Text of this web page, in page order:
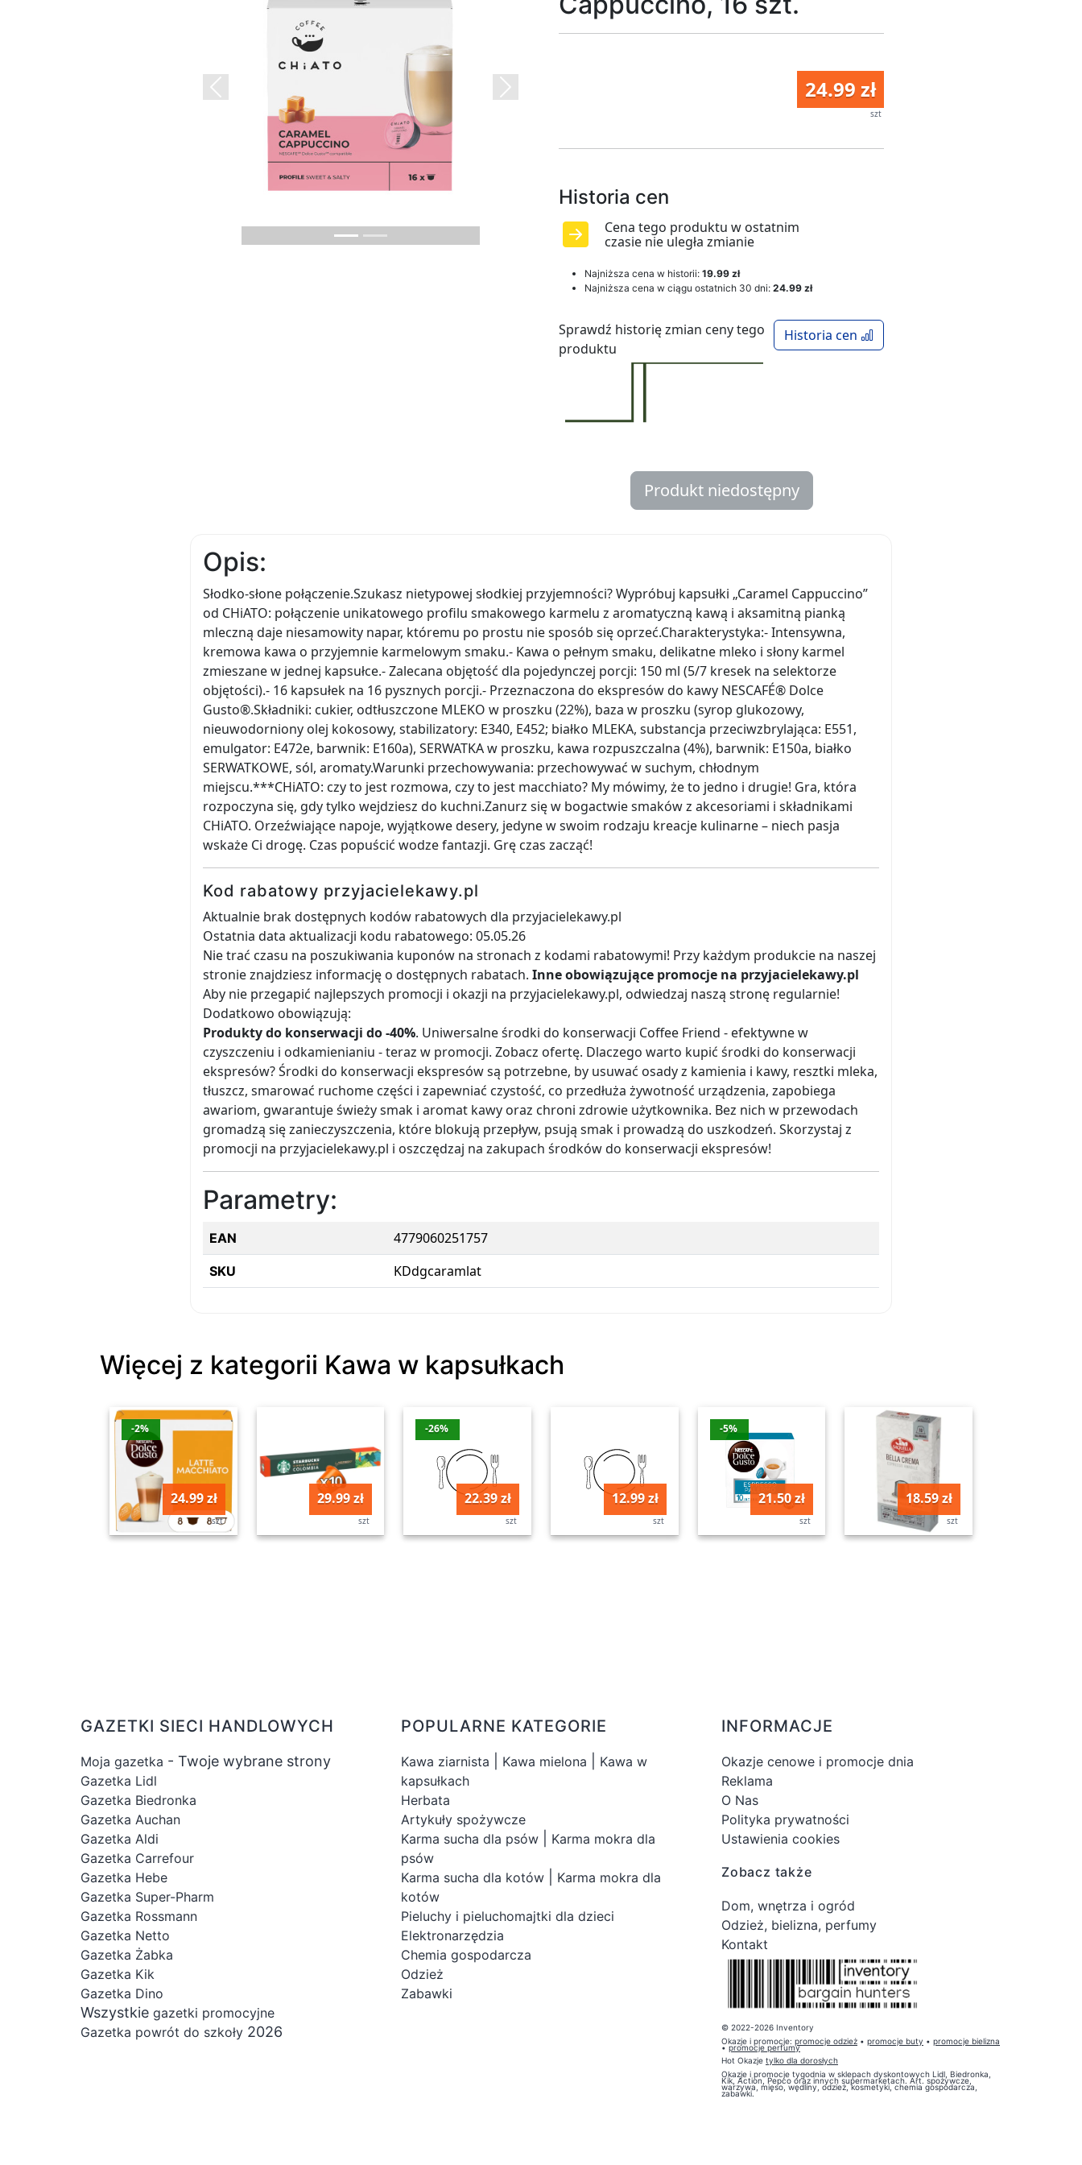
Previous Next 24.99 zł
szt
Historia cen
Cena tego produktu w ostatnim
czasie nie uległa zmianie
Najniższa cena w historii: 19.99 zł
Najniższa cena w ciągu ostatnich 30 dni: 24.99 zł
Historia cen
Sprawdź historię zmian ceny tego
produktu
Produkt niedostępny
Opis:
Słodko-słone połączenie.Szukasz nietypowej słodkiej przyjemności? Wypróbuj kapsułki „Caramel Cappuccino”
od CHiATO: połączenie unikatowego profilu smakowego karmelu z aromatyczną kawą i aksamitną pianką
mleczną daje niesamowity napar, któremu po prostu nie sposób się oprzeć.Charakterystyka:- Intensywna,
kremowa kawa o przyjemnie karmelowym smaku.- Kawa o pełnym smaku, delikatne mleko i słony karmel
zmieszane w jednej kapsułce.- Zalecana objętość dla pojedynczej porcji: 150 ml (5/7 kresek na selektorze
objętości).- 16 kapsułek na 16 pysznych porcji.- Przeznaczona do ekspresów do kawy NESCAFÉ® Dolce
Gusto®.Składniki: cukier, odtłuszczone MLEKO w proszku (22%), baza w proszku (syrop glukozowy,
nieuwodorniony olej kokosowy, stabilizatory: E340, E452; białko MLEKA, substancja przeciwzbrylająca: E551,
emulgator: E472e, barwnik: E160a), SERWATKA w proszku, kawa rozpuszczalna (4%), barwnik: E150a, białko
SERWATKOWE, sól, aromaty.Warunki przechowywania: przechowywać w suchym, chłodnym
miejscu.***CHiATO: czy to jest rozmowa, czy to jest macchiato? My mówimy, że to jedno i drugie! Gra, która
rozpoczyna się, gdy tylko wejdziesz do kuchni.Zanurz się w bogactwie smaków z akcesoriami i składnikami
CHiATO. Orzeźwiające napoje, wyjątkowe desery, jedyne w swoim rodzaju kreacje kulinarne – niech pasja
wskaże Ci drogę. Czas popuścić wodze fantazji. Grę czas zacząć!
Kod rabatowy przyjacielekawy.pl
Aktualnie brak dostępnych kodów rabatowych dla przyjacielekawy.pl
Ostatnia data aktualizacji kodu rabatowego: 05.05.26
Nie trać czasu na poszukiwania kuponów na stronach z kodami rabatowymi! Przy każdym produkcie na naszej
stronie znajdziesz informację o dostępnych rabatach. Inne obowiązujące promocje na przyjacielekawy.pl
Aby nie przegapić najlepszych promocji i okazji na przyjacielekawy.pl, odwiedzaj naszą stronę regularnie!
Dodatkowo obowiązują:
Produkty do konserwacji do -40%. Uniwersalne środki do konserwacji Coffee Friend - efektywne w
czyszczeniu i odkamienianiu - teraz w promocji. Zobacz ofertę. Dlaczego warto kupić środki do konserwacji
ekspresów? Środki do konserwacji ekspresów są potrzebne, by usuwać osady z kamienia i kawy, resztki mleka,
tłuszcz, smarować ruchome części i zapewniać czystość, co przedłuża żywotność urządzenia, zapobiega
awariom, gwarantuje świeży smak i aromat kawy oraz chroni zdrowie użytkownika. Bez nich w przewodach
gromadzą się zanieczyszczenia, które blokują przepływ, psują smak i prowadzą do uszkodzeń. Skorzystaj z
promocji na przyjacielekawy.pl i oszczędzaj na zakupach środków do konserwacji ekspresów!
Parametry:
EAN 4779060251757
SKU KDdgcaramlat
Więcej z kategorii Kawa w kapsułkach
-2%
24.99 zł
szt
29.99 zł
szt
-26%
22.39 zł
szt
12.99 zł
szt
-5%
21.50 zł
szt
18.59 zł
szt
GAZETKI SIECI HANDLOWYCH
Moja gazetka - Twoje wybrane strony
Gazetka Lidl
Gazetka Biedronka
Gazetka Auchan
Gazetka Aldi
Gazetka Carrefour
Gazetka Hebe
Gazetka Super-Pharm
Gazetka Rossmann
Gazetka Netto
Gazetka Żabka
Gazetka Kik
Gazetka Dino
Wszystkie gazetki promocyjne
Gazetka powrót do szkoły 2026
POPULARNE KATEGORIE
Kawa ziarnista Kawa mielona
Kawa w
kapsułkach
Herbata
Artykuły spożywcze
Karma sucha dla psów
Karma mokra dla
psów
Karma sucha dla kotów
Karma mokra dla
kotów
Pieluchy i pieluchomajtki dla dzieci
Elektronarzędzia
Chemia gospodarcza
Odzież
Zabawki
INFORMACJE
Okazje cenowe i promocje dnia
Reklama
O Nas
Polityka prywatności
Ustawienia cookies
Zobacz także
Dom, wnętrza i ogród
Odzież, bielizna, perfumy
Kontakt
© 2022-2026 Inventory
Okazje i promocje: promocje odzież • promocje buty • promocje bielizna
•promocje perfumy
Hot Okazje tylko dla dorosłych
Okazje i promocje tygodnia w sklepach dyskontowych Lidl, Biedronka,
Kik, Action, Pepco oraz innych supermarketach. Art. spożywcze,
warzywa, mięso, wędliny, odzież, kosmetyki, chemia gospodarcza,
zabawki.